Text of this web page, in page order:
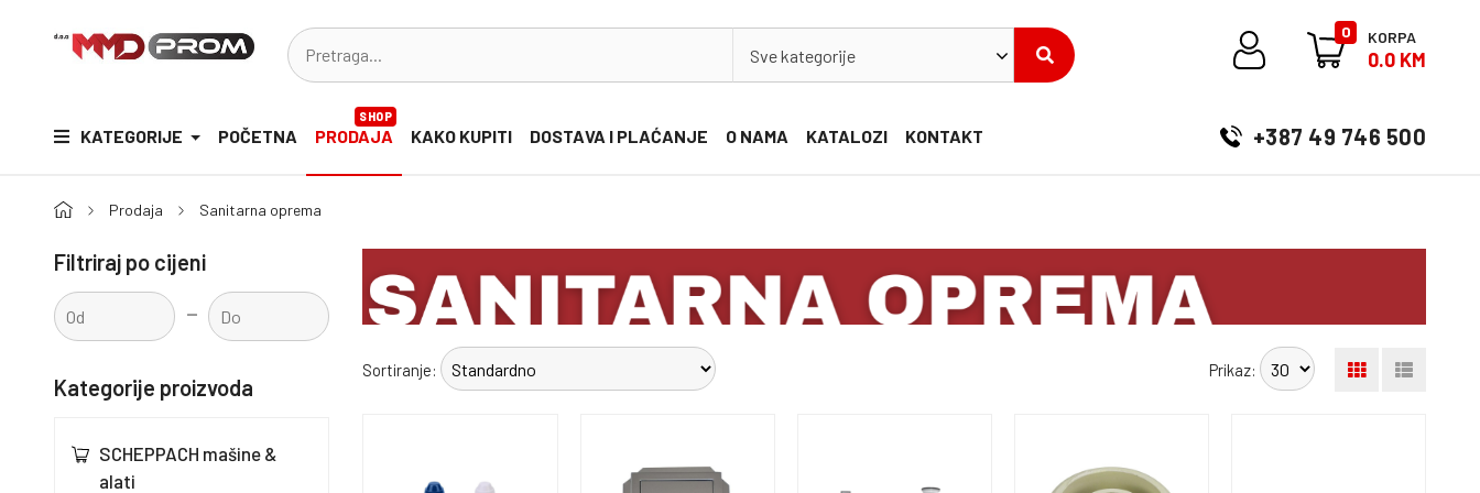
Sve kategorije
0 KORPA
0.0 KM
KATEGORIJE POČETNA PRODAJA
SHOP
KAKO KUPITI DOSTAVA I PLAĆANJE O NAMA KATALOZI KONTAKT +387 49 746 500
Prodaja Sanitarna oprema
Filtriraj po cijeni
-
Kategorije proizvoda
SCHEPPACH mašine &
alati
Sortiranje: Prikaz: